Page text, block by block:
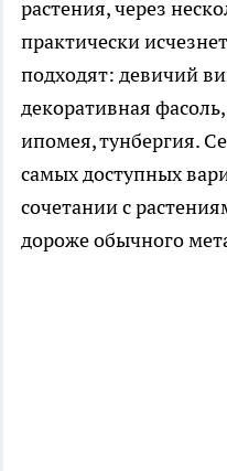
растения, через
практически
подходят: девичий
декоративная
ипомея, тунбергия.
самых доступных
сочетании с
дороже обычного